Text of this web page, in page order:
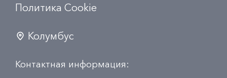
Политика Сookie
Колумбус
Контактная информация: